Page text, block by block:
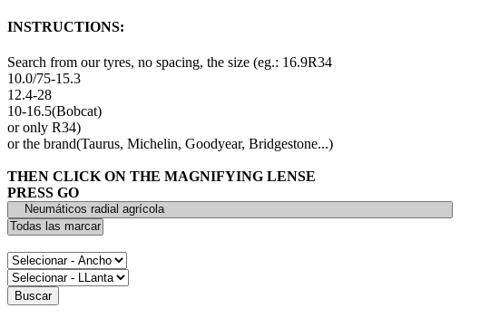
INSTRUCTIONS:
Search from our tyres, no spacing, the size (eg.: 16.9R34
10.0/75-15.3
12.4-28
10-16.5(Bobcat)
or only R34)
or the brand(Taurus, Michelin, Goodyear, Bridgestone...)
THEN CLICK ON THE MAGNIFYING LENSE
PRESS GO